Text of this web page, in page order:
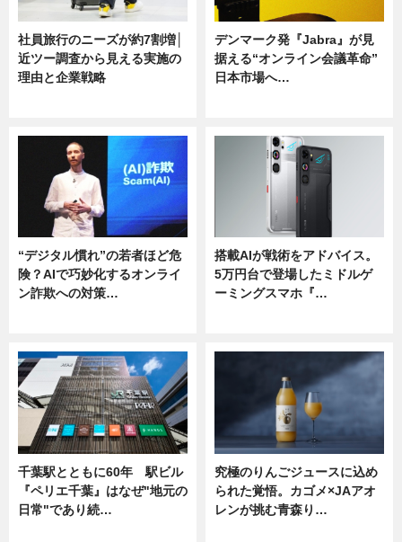
社員旅行のニーズが約7割増│
近ツー調査から見える実施の
理由と企業戦略
デンマーク発『Jabra』が見
据える“オンライン会議革命”
日本市場へ…
“デジタル慣れ”の若者ほど危
険？AIで巧妙化するオンライ
ン詐欺への対策…
搭載AIが戦術をアドバイス。
5万円台で登場したミドルゲ
ーミングスマホ『…
千葉駅とともに60年 駅ビル
『ペリエ千葉』はなぜ"地元の
日常"であり続…
究極のりんごジュースに込め
られた覚悟。カゴメ×JAアオ
レンが挑む青森り…